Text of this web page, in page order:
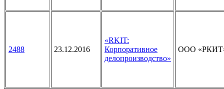
2488 23.12.2016
«RKIT:
Корпоративное
делопроизводство»
ООО